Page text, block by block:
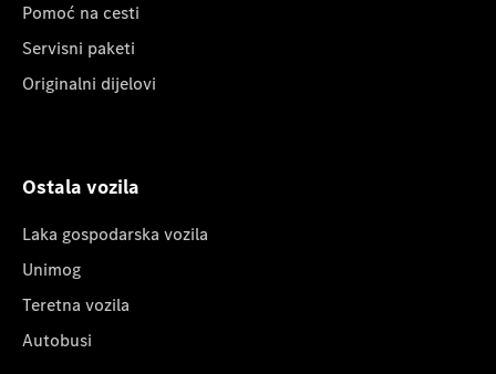
Pomoć na cesti
Servisni paketi
Originalni dijelovi
Ostala vozila
Laka gospodarska vozila
Unimog
Teretna vozila
Autobusi